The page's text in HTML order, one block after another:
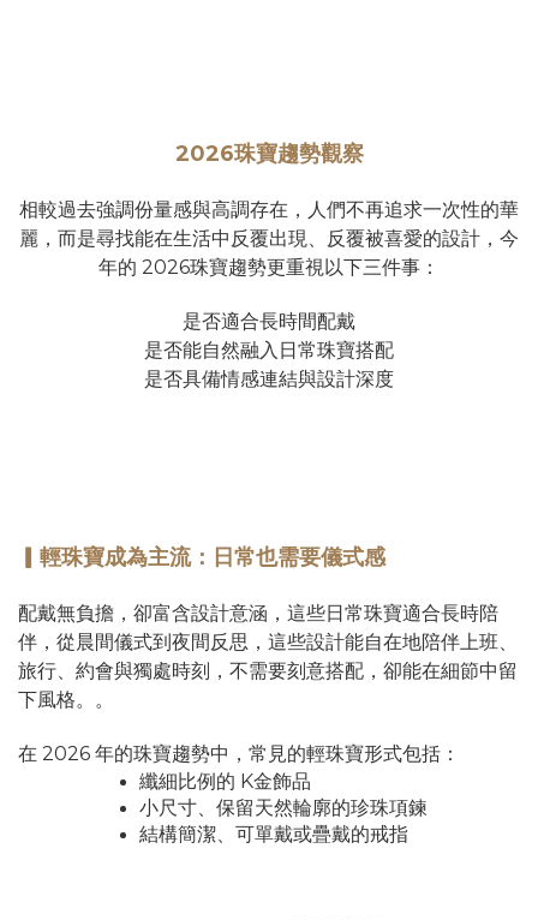
2026珠寶趨勢觀察
相較過去強調份量感與高調存在，人們不再追求一次性的華
麗，而是尋找能在生活中反覆出現、反覆被喜愛的設計，今
年的 2026珠寶趨勢更重視以下三件事：
是否適合長時間配戴
是否能自然融入日常珠寶搭配
是否具備情感連結與設計深度
▎輕珠寶成為主流：日常也需要儀式感
配戴無負擔，卻富含設計意涵，這些日常珠寶適合長時陪
伴，從晨間儀式到夜間反思，這些設計能自在地陪伴上班、
旅行、約會與獨處時刻，不需要刻意搭配，卻能在細節中留
下風格。。
在 2026 年的珠寶趨勢中，常見的輕珠寶形式包括：
纖細比例的 K金飾品
小尺寸、保留天然輪廓的珍珠項鍊
結構簡潔、可單戴或疊戴的戒指